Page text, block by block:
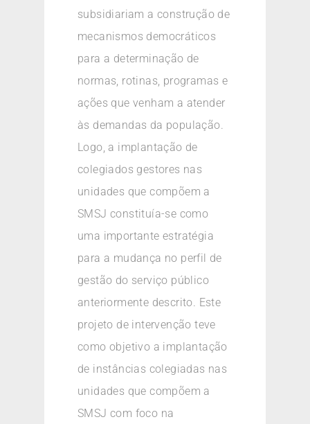
subsidiariam a construção de
mecanismos democráticos
para a determinação de
normas, rotinas, programas e
ações que venham a atender
às demandas da população.
Logo, a implantação de
colegiados gestores nas
unidades que compõem a
SMSJ constituía-se como
uma importante estratégia
para a mudança no perfil de
gestão do serviço público
anteriormente descrito. Este
projeto de intervenção teve
como objetivo a implantação
de instâncias colegiadas nas
unidades que compõem a
SMSJ com foco na